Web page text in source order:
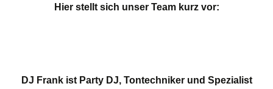
Hier stellt sich unser Team kurz vor:
DJ Frank ist Party DJ, Tontechniker und Spezialist